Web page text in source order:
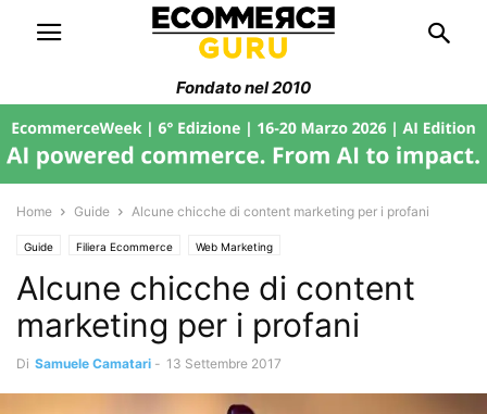
Fondato nel 2010
Home Guide Alcune chicche di content marketing per i profani
Guide Filiera Ecommerce Web Marketing
Alcune chicche di content
marketing per i profani
Di Samuele Camatari - 13 Settembre 2017